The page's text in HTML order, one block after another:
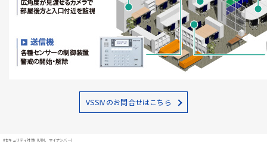
VSSⅣのお問合せはこちら
#セキュリティ対策（UTM、マイナンバー）